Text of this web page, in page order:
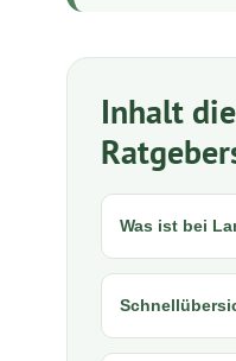
Inhalt
Was ist bei